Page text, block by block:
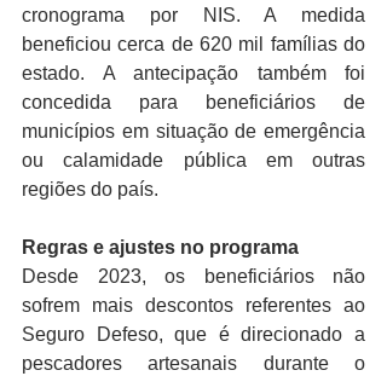
cronograma por NIS. A medida
beneficiou cerca de 620 mil famílias do
estado. A antecipação também foi
concedida para beneficiários de
municípios em situação de emergência
ou calamidade pública em outras
regiões do país.
Regras e ajustes no programa
Desde 2023, os beneficiários não
sofrem mais descontos referentes ao
Seguro Defeso, que é direcionado a
pescadores artesanais durante o